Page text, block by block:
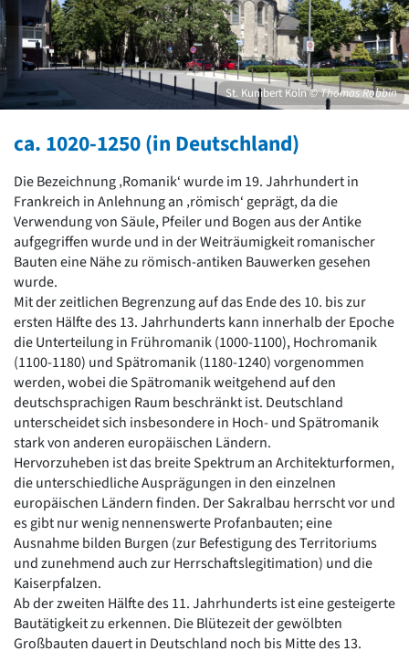
David Chipperfield
Harald Deilmann
Gottfried Böhm
Schneider von Esleben
Peter Behrens
Auszeichnung vorbildlicher Bauten NRW 2020
Epochen
Gesamtübersicht...
Gegenwart
Postmoderne
1950er-70er Jahre
Moderne
Reformarchitektur
Jugendstil
Historismus
Klassizismus
Barock
Renaissance
Gotik
Romanik
Vorromanik
Römische Antike
Über uns
Über baukunst-nrw
Fachbeirat
Freunde & Förderer
Kontakt
Impressum
Datenschutz
St. Kunibert Köln© Thomas Robbin
ca. 1020-1250 (in Deutschland)
Die Bezeichnung ‚Romanik‘ wurde im 19. Jahrhundert in
Frankreich in Anlehnung an ‚römisch‘ geprägt, da die
Verwendung von Säule, Pfeiler und Bogen aus der Antike
aufgegriffen wurde und in der Weiträumigkeit romanischer
Bauten eine Nähe zu römisch-antiken Bauwerken gesehen
wurde.
Mit der zeitlichen Begrenzung auf das Ende des 10. bis zur
ersten Hälfte des 13. Jahrhunderts kann innerhalb der Epoche
die Unterteilung in Frühromanik (1000-1100), Hochromanik
(1100-1180) und Spätromanik (1180-1240) vorgenommen
werden, wobei die Spätromanik weitgehend auf den
deutschsprachigen Raum beschränkt ist. Deutschland
unterscheidet sich insbesondere in Hoch- und Spätromanik
stark von anderen europäischen Ländern.
Hervorzuheben ist das breite Spektrum an Architekturformen,
die unterschiedliche Ausprägungen in den einzelnen
europäischen Ländern finden. Der Sakralbau herrscht vor und
es gibt nur wenig nennenswerte Profanbauten; eine
Ausnahme bilden Burgen (zur Befestigung des Territoriums
und zunehmend auch zur Herrschaftslegitimation) und die
Kaiserpfalzen.
Ab der zweiten Hälfte des 11. Jahrhunderts ist eine gesteigerte
Bautätigkeit zu erkennen. Die Blütezeit der gewölbten
Großbauten dauert in Deutschland noch bis Mitte des 13.